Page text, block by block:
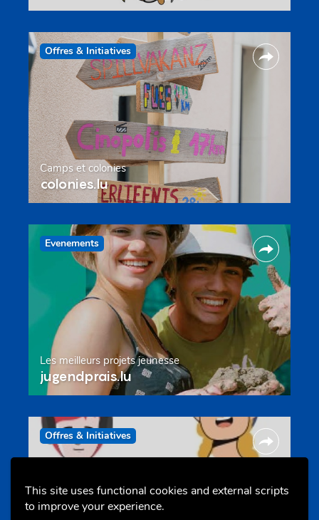
This site uses functional cookies and external scripts
to improve your experience.
Offres & Initiatives
Camps et colonies
colonies.lu
Evenements
Les meilleurs projets jeunesse
jugendprais.lu
Offres & Initiatives